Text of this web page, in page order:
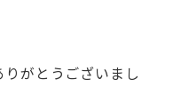
がとうございまし